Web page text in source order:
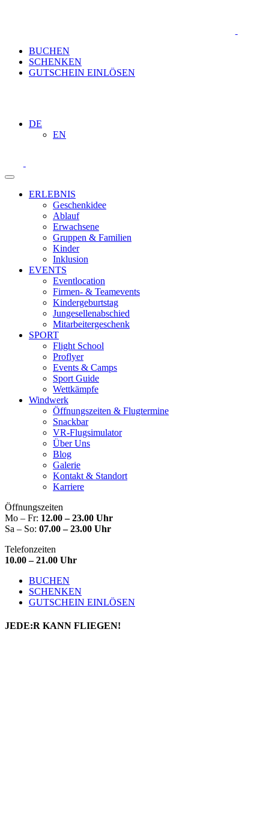
BUCHEN
SCHENKEN
GUTSCHEIN EINLÖSEN
DE
EN
ERLEBNIS
Geschenkidee
Ablauf
Erwachsene
Gruppen & Familien
Kinder
Inklusion
EVENTS
Eventlocation
Firmen- & Teamevents
Kindergeburtstag
Jungesellenabschied
Mitarbeitergeschenk
SPORT
Flight School
Proflyer
Events & Camps
Sport Guide
Wettkämpfe
Windwerk
Öffnungszeiten & Flugtermine
Snackbar
VR-Flugsimulator
Über Uns
Blog
Galerie
Kontakt & Standort
Karriere
Öffnungszeiten
Mo – Fr: 12.00 – 23.00 Uhr
Sa – So: 07.00 – 23.00 Uhr
Telefonzeiten
10.00 – 21.00 Uhr
BUCHEN
SCHENKEN
GUTSCHEIN EINLÖSEN
JEDE:R KANN FLIEGEN!